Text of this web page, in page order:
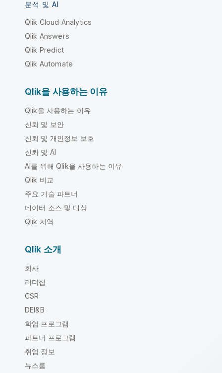
분석 및 AI
Qlik Cloud Analytics
Qlik Answers
Qlik Predict
Qlik Automate
Qlik을 사용하는 이유
Qlik을 사용하는 이유
신뢰 및 보안
신뢰 및 개인정보 보호
신뢰 및 AI
AI를 위해 Qlik을 사용하는 이유
Qlik 비교
주요 기술 파트너
데이터 소스 및 대상
Qlik 지역
Qlik 소개
회사
리더십
CSR
DEI&B
학업 프로그램
파트너 프로그램
취업 정보
뉴스룸